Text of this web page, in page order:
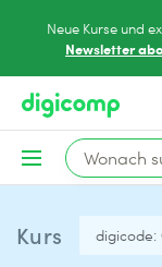
Neue Kurse und
Newsletter
Kurs digicode: